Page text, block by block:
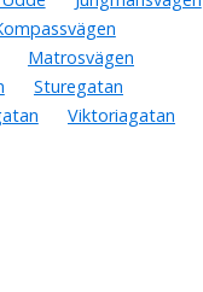
Matrosvägen
Sturegatan
Viktoriagatan